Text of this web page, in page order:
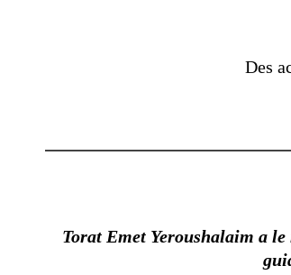
Des
Torat Emet Yeroushalaim a